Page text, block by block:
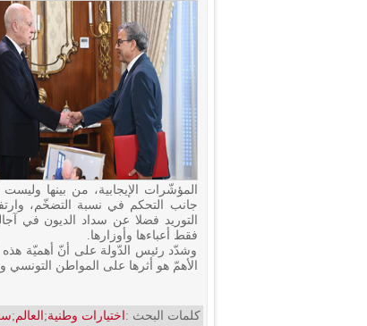
التوريد فضلا عن سداد الديون في
فقط أعباءها وأوزارها.
وشدّد رئيس الدّولة على أنّ أهميّة هذه
الأهمّ هو أثرها على المواطن
كلمات البحث : اختيارات وطنية; العالم;